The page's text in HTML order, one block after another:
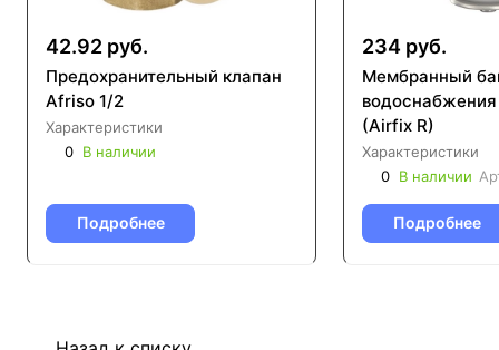
42.92 руб.
Предохранительный клапан
Afriso 1/2
Характеристики
0 В наличии
Подробнее
234 руб.
Мембранный
(Airfix R)
Характеристики
0 В наличии
Подробнее